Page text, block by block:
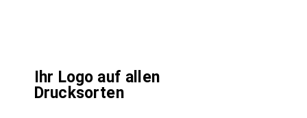
Ihr Logo auf allen
Drucksorten